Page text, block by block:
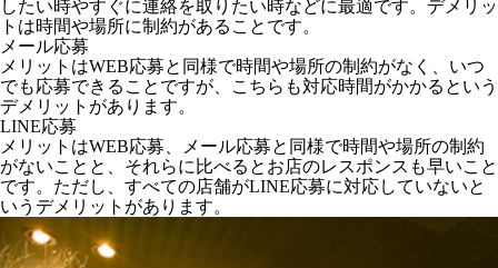
したい時やすぐに連絡を取りたい時などに最適です。デメリッ
トは時間や場所に制約があることです。
メール応募
メリットはWEB応募と同様で時間や場所の制約がなく、いつ
でも応募できることですが、こちらも対応時間がかかるという
デメリットがあります。
LINE応募
メリットはWEB応募、メール応募と同様で時間や場所の制約
がないことと、それらに比べるとお店のレスポンスも早いこと
です。ただし、すべての店舗がLINE応募に対応していないと
いうデメリットがあります。